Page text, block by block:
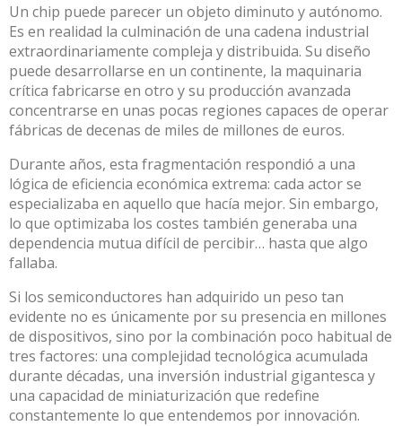
Un chip puede parecer un objeto diminuto y autónomo.
Es en realidad la culminación de una cadena industrial
extraordinariamente compleja y distribuida. Su diseño
puede desarrollarse en un continente, la maquinaria
crítica fabricarse en otro y su producción avanzada
concentrarse en unas pocas regiones capaces de operar
fábricas de decenas de miles de millones de euros.
Durante años, esta fragmentación respondió a una
lógica de eficiencia económica extrema: cada actor se
especializaba en aquello que hacía mejor. Sin embargo,
lo que optimizaba los costes también generaba una
dependencia mutua difícil de percibir… hasta que algo
fallaba.
Si los semiconductores han adquirido un peso tan
evidente no es únicamente por su presencia en millones
de dispositivos, sino por la combinación poco habitual de
tres factores: una complejidad tecnológica acumulada
durante décadas, una inversión industrial gigantesca y
una capacidad de miniaturización que redefine
constantemente lo que entendemos por innovación.